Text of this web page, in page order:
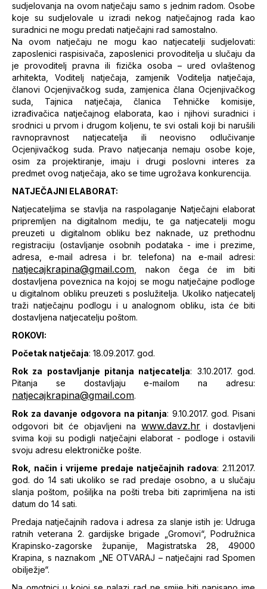
sudjelovanja na ovom natječaju samo s jednim radom. Osobe
koje su sudjelovale u izradi nekog natječajnog rada kao
suradnici ne mogu predati natječajni rad samostalno.
Na ovom natječaju ne mogu kao natjecatelji sudjelovati:
zaposlenici raspisivača, zaposlenici provoditelja u slučaju da
je provoditelj pravna ili fizička osoba – ured ovlaštenog
arhitekta, Voditelj natječaja, zamjenik Voditelja natječaja,
članovi Ocjenjivačkog suda, zamjenica člana Ocjenjivačkog
suda, Tajnica natječaja, članica Tehničke komisije,
izrađivačica natječajnog elaborata, kao i njihovi suradnici i
srodnici u prvom i drugom koljenu, te svi ostali koji bi narušili
ravnopravnost natjecatelja ili neovisno odlučivanje
Ocjenjivačkog suda. Pravo natjecanja nemaju osobe koje,
osim za projektiranje, imaju i drugi poslovni interes za
predmet ovog natječaja, ako se time ugrožava konkurencija.
NATJEČAJNI ELABORAT:
Natjecateljima se stavlja na raspolaganje Natječajni elaborat
pripremljen na digitalnom mediju, te ga natjecatelji mogu
preuzeti u digitalnom obliku bez naknade, uz prethodnu
registraciju (ostavljanje osobnih podataka - ime i prezime,
adresa, e-mail adresa i br. telefona) na e-mail adresi:
natjecajkrapina@gmail.com, nakon čega će im biti
dostavljena poveznica na kojoj se mogu natječajne podloge
u digitalnom obliku preuzeti s poslužitelja. Ukoliko natjecatelj
traži natječajnu podlogu i u analognom obliku, ista će biti
dostavljena natjecatelju poštom.
ROKOVI:
Početak natječaja: 18.09.2017. god.
Rok za postavljanje pitanja natjecatelja: 3.10.2017. god.
Pitanja se dostavljaju e-mailom na adresu:
natjecajkrapina@gmail.com.
Rok za davanje odgovora na pitanja: 9.10.2017. god. Pisani
odgovori bit će objavljeni nawww.davz.hr i dostavljeni
svima koji su podigli natječajni elaborat - podloge i ostavili
svoju adresu elektroničke pošte.
Rok, način i vrijeme predaje natječajnih radova: 2.11.2017.
god. do 14 sati ukoliko se rad predaje osobno, a u slučaju
slanja poštom, pošiljka na pošti treba biti zaprimljena na isti
datum do 14 sati.
Predaja natječajnih radova i adresa za slanje istih je: Udruga
ratnih veterana 2. gardijske brigade „Gromovi“, Podružnica
Krapinsko-zagorske županije, Magistratska 28, 49000
Krapina, s naznakom „NE OTVARAJ – natječajni rad Spomen
obilježje“.